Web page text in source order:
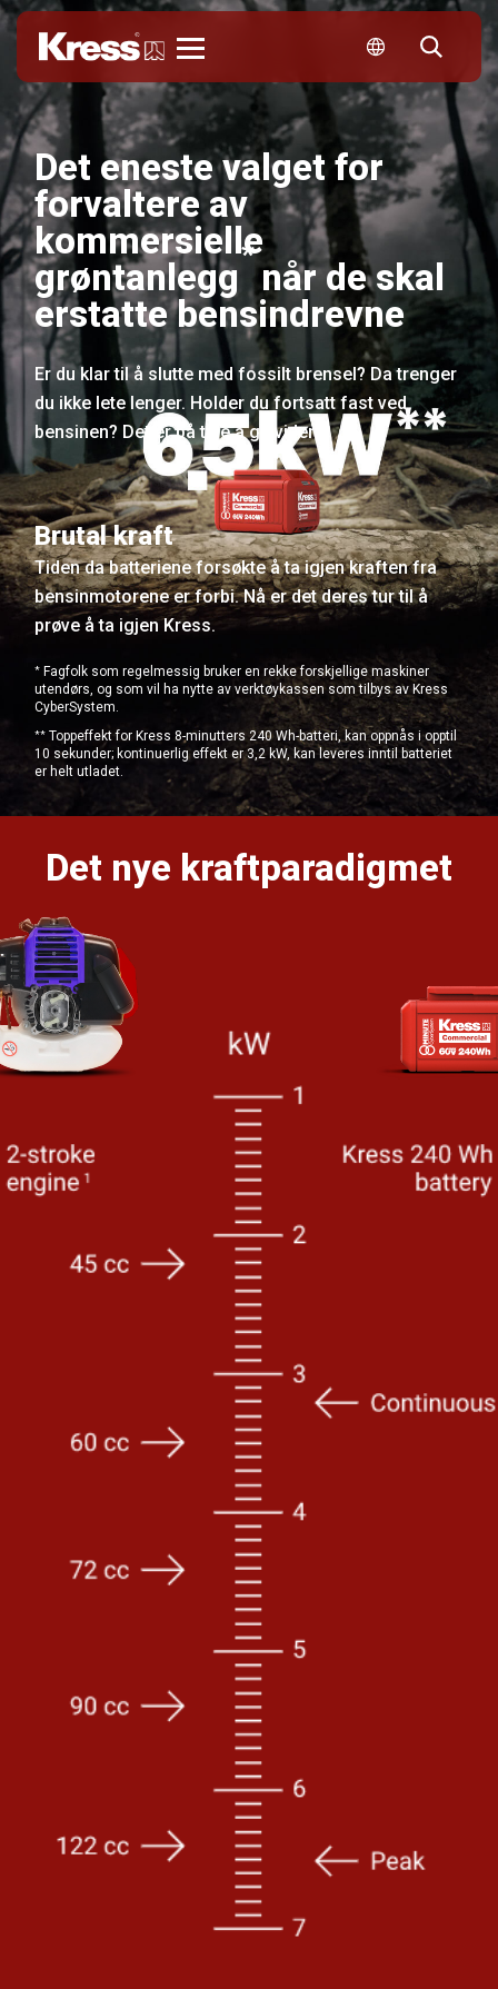
Det eneste valget for
forvaltere av
kommersielle
grøntanlegg
*
når de skal
erstatte bensindrevne
Er du klar til å slutte med fossilt brensel? Da trenger
du ikke lete lenger. Holder du fortsatt fast ved
bensinen? Det er på tide å gå videre.
Brutal kraft
Tiden da batteriene forsøkte å ta igjen kraften fra
bensinmotorene er forbi. Nå er det deres tur til å
prøve å ta igjen Kress.
* Fagfolk som regelmessig bruker en rekke forskjellige maskiner
utendørs, og som vil ha nytte av verktøykassen som tilbys av Kress
CyberSystem.
** Toppeffekt for Kress 8-minutters 240 Wh-batteri, kan oppnås i opptil
10 sekunder; kontinuerlig effekt er 3,2 kW, kan leveres inntil batteriet
er helt utladet.
Det nye kraftparadigmet